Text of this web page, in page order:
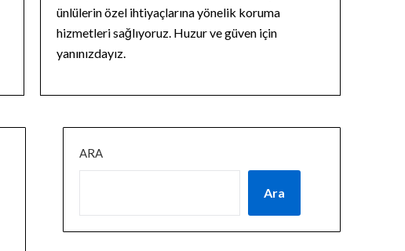
ünlülerin özel ihtiyaçlarına yönelik koruma
hizmetleri sağlıyoruz. Huzur ve güven için
yanınızdayız.
ARA
Ara